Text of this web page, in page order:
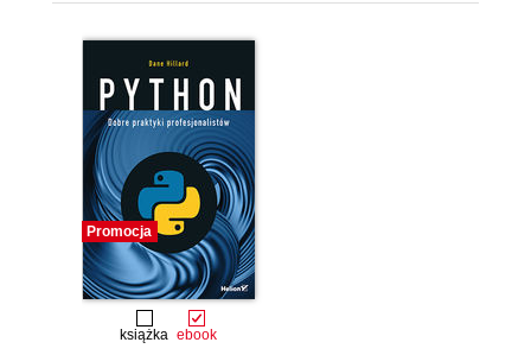
Promocja
książka ebook